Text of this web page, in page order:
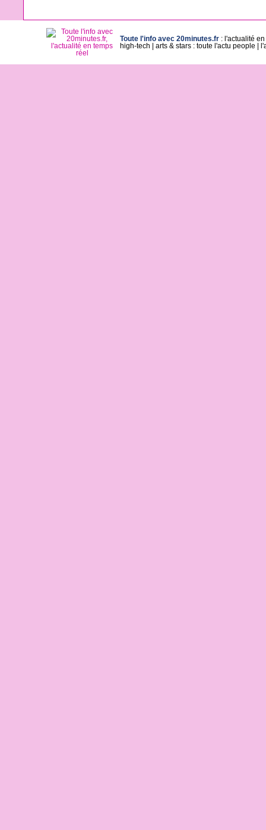
Toute l'info avec 20minutes.fr : l'actualité
high-tech
arts & stars : toute l'actu people